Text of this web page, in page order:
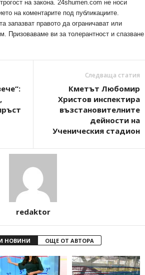
на закона. 24shumen.com не носи
на коментарите под публикациите.
запазват правото да ограничават или
Призоваваме ви за толерантност и спазване
Следваща статия
Кметът Любомир
Христов инспектира
възстановителните
дейности на
Ученическия стадион
redaktor
НОВИНИ ОЩЕ ОТ АВТОРА